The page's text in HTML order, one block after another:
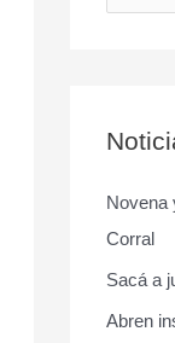
a
p
o
r
:
Novena
Corral
Sacá a
Abren